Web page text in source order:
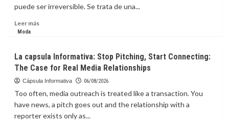
puede ser irreversible. Se trata de una...
Leer másLeer
Capsula
Informativa:
enfermedad
que
puede
destruir
Moda
La capsula Informativa: Stop Pitching, Start Connecting:
The Case for Real Media Relationships
Cápsula Informativa 06/08/2026
Too often, media outreach is treated like a transaction. You
have news, a pitch goes out and the relationship with a
reporter exists only as...